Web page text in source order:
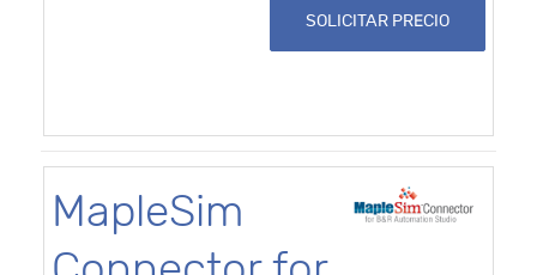
SOLICITAR PRECIO
MapleSim